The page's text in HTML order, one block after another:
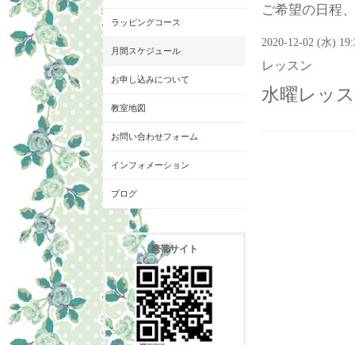
ご希望の日程
2020-12-02 (水)
レッスン
水曜レッ
ラッピングコース
月間スケジュール
お申し込みについて
教室地図
お問い合わせフォーム
インフォメーション
ブログ
携帯サイト